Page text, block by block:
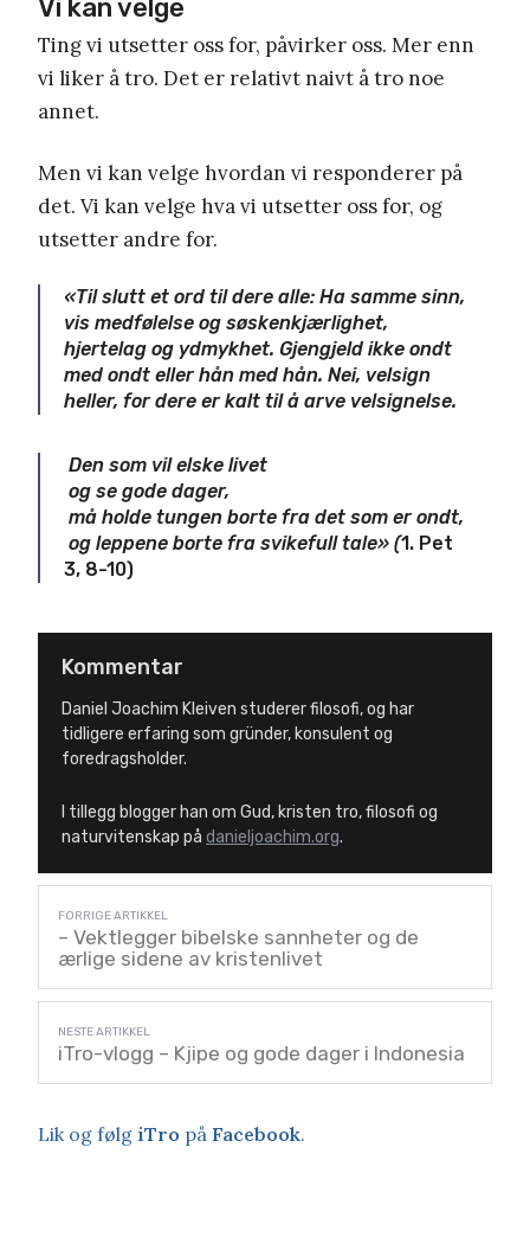
Vi kan velge
Ting vi utsetter oss for, påvirker oss. Mer enn
vi liker å tro. Det er relativt naivt å tro noe
annet.
Men vi kan velge hvordan vi responderer på
det. Vi kan velge hva vi utsetter oss for, og
utsetter andre for.
«Til slutt et ord til dere alle: Ha samme sinn,
vis medfølelse og søskenkjærlighet,
hjertelag og ydmykhet. Gjengjeld ikke ondt
med ondt eller hån med hån. Nei, velsign
heller, for dere er kalt til å arve velsignelse.
Den som vil elske livet
og se gode dager,
må holde tungen borte fra det som er ondt,
og leppene borte fra svikefull tale» (1. Pet
3, 8-10)
Kommentar
Daniel Joachim Kleiven studerer filosofi, og har
tidligere erfaring som gründer, konsulent og
foredragsholder.
I tillegg blogger han om Gud, kristen tro, filosofi og
naturvitenskap på danieljoachim.org.
– Vektlegger bibelske sannheter og de
ærlige sidene av kristenlivet
iTro-vlogg – Kjipe og gode dager i Indonesia
Lik og følg iTro på Facebook.